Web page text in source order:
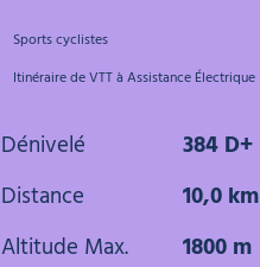
Sports cyclistes
Itinéraire de VTT à Assistance Électrique
Dénivelé
384 D+
Distance
10,0 km
Altitude Max.
1800 m